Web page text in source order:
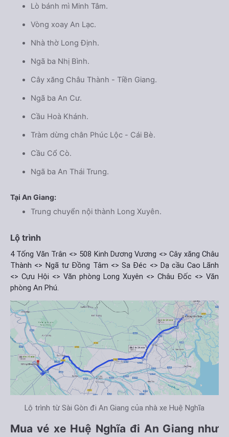
Lò bánh mì Minh Tâm.
Vòng xoay An Lạc.
Nhà thờ Long Định.
Ngã ba Nhị Bình.
Cây xăng Châu Thành - Tiền Giang.
Ngã ba An Cư.
Cầu Hoà Khánh.
Tràm dừng chân Phúc Lộc - Cái Bè.
Cầu Cổ Cò.
Ngã ba An Thái Trung.
Tại An Giang:
Trung chuyển nội thành Long Xuyên.
Lộ trình
4 Tống Văn Trân <> 508 Kinh Dương Vương <> Cây xăng Châu
Thành <> Ngã tư Đồng Tâm <> Sa Đéc <> Dạ cầu Cao Lãnh
<> Cựu Hội <> Văn phòng Long Xuyên <> Châu Đốc <> Văn
phòng An Phú.
Lộ trình từ Sài Gòn đi An Giang của nhà xe Huệ Nghĩa
Mua vé xe Huệ Nghĩa đi An Giang như